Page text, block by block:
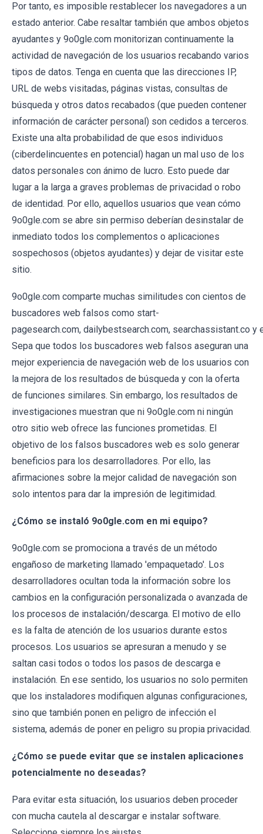
Por tanto, es imposible restablecer los navegadores a un
estado anterior. Cabe resaltar también que ambos objetos
ayudantes y 9o0gle.com monitorizan continuamente la
actividad de navegación de los usuarios recabando varios
tipos de datos. Tenga en cuenta que las direcciones IP,
URL de webs visitadas, páginas vistas, consultas de
búsqueda y otros datos recabados (que pueden contener
información de carácter personal) son cedidos a terceros.
Existe una alta probabilidad de que esos individuos
(ciberdelincuentes en potencial) hagan un mal uso de los
datos personales con ánimo de lucro. Esto puede dar
lugar a la larga a graves problemas de privacidad o robo
de identidad. Por ello, aquellos usuarios que vean cómo
9o0gle.com se abre sin permiso deberían desinstalar de
inmediato todos los complementos o aplicaciones
sospechosos (objetos ayudantes) y dejar de visitar este
sitio.
9o0gle.com comparte muchas similitudes con cientos de
buscadores web falsos como start-
pagesearch.com, dailybestsearch.com, searchassistant.co y
Sepa que todos los buscadores web falsos aseguran una
mejor experiencia de navegación web de los usuarios con
la mejora de los resultados de búsqueda y con la oferta
de funciones similares. Sin embargo, los resultados de
investigaciones muestran que ni 9o0gle.com ni ningún
otro sitio web ofrece las funciones prometidas. El
objetivo de los falsos buscadores web es solo generar
beneficios para los desarrolladores. Por ello, las
afirmaciones sobre la mejor calidad de navegación son
solo intentos para dar la impresión de legitimidad.
¿Cómo se instaló 9o0gle.com en mi equipo?
9o0gle.com se promociona a través de un método
engañoso de marketing llamado 'empaquetado'. Los
desarrolladores ocultan toda la información sobre los
cambios en la configuración personalizada o avanzada de
los procesos de instalación/descarga. El motivo de ello
es la falta de atención de los usuarios durante estos
procesos. Los usuarios se apresuran a menudo y se
saltan casi todos o todos los pasos de descarga e
instalación. En ese sentido, los usuarios no solo permiten
que los instaladores modifiquen algunas configuraciones,
sino que también ponen en peligro de infección el
sistema, además de poner en peligro su propia privacidad.
¿Cómo se puede evitar que se instalen aplicaciones
potencialmente no deseadas?
Para evitar esta situación, los usuarios deben proceder
con mucha cautela al descargar e instalar software.